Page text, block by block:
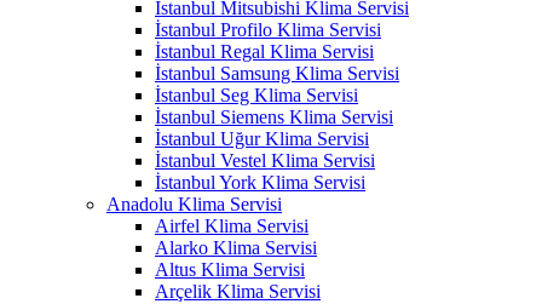
İstanbul Mitsubishi Klima Servisi
İstanbul Profilo Klima Servisi
İstanbul Regal Klima Servisi
İstanbul Samsung Klima Servisi
İstanbul Seg Klima Servisi
İstanbul Siemens Klima Servisi
İstanbul Uğur Klima Servisi
İstanbul Vestel Klima Servisi
İstanbul York Klima Servisi
Anadolu Klima Servisi
Airfel Klima Servisi
Alarko Klima Servisi
Altus Klima Servisi
Arçelik Klima Servisi